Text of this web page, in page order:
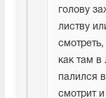
голову
листву
как там в
палился
смотрит